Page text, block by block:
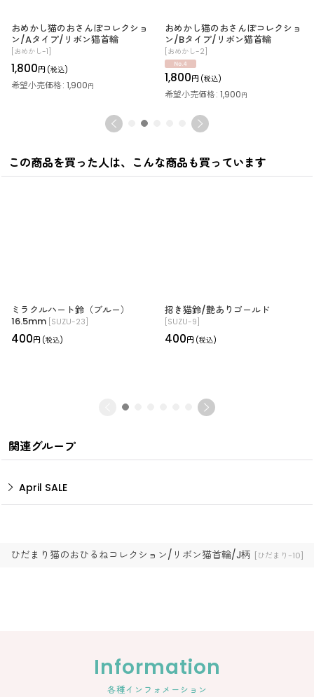
ひだまり猫のおひるねコレクション/リボン猫首輪/J柄 [ひだまり-10]
おめかし猫のおさんぽコレクショ
ン/Aタイプ/リボン猫首輪
おめかし-1
1,800円 (税込)
希望小売価格: 1,900円
おめかし猫のおさんぽコレクショ
ン/Bタイプ/リボン猫首輪
おめかし-2
1,800円 (税込)
希望小売価格: 1,900円
この商品を買った人は、こんな商品も買っています
ミラクルハート鈴（ブルー）
16.5mm SUZU-23
400円 (税込)
招き猫鈴/艶ありゴールド
SUZU-9
400円 (税込)
関連グループ
April SALE
Information
各種インフォメーション